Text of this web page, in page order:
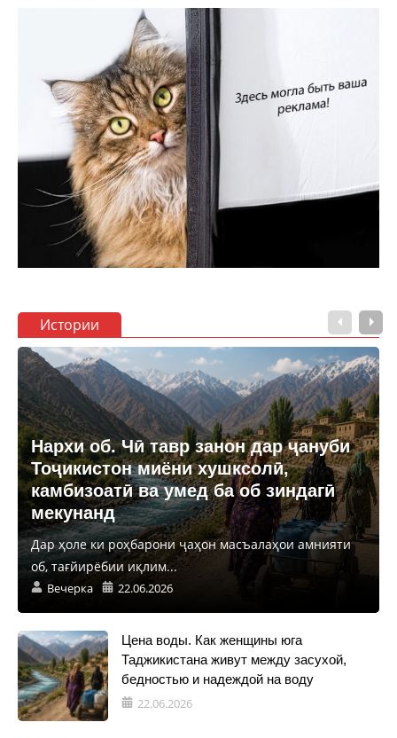
Истории
Нархи об. Чӣ тавр занон дар ҷануби
Тоҷикистон миёни хушксолӣ,
камбизоатӣ ва умед ба об зиндагӣ
мекунанд
Дар ҳоле ки роҳбарони ҷаҳон масъалаҳои амнияти
об, тағйирёбии иқлим...
Вечерка 22.06.2026
Цена воды. Как женщины юга
Таджикистана живут между засухой,
бедностью и надеждой на воду
22.06.2026